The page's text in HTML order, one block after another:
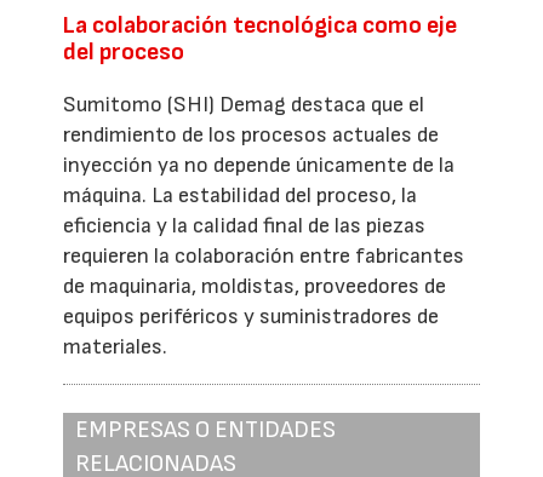
La colaboración tecnológica como eje
del proceso
Sumitomo (SHI) Demag destaca que el
rendimiento de los procesos actuales de
inyección ya no depende únicamente de la
máquina. La estabilidad del proceso, la
eficiencia y la calidad final de las piezas
requieren la colaboración entre fabricantes
de maquinaria, moldistas, proveedores de
equipos periféricos y suministradores de
materiales.
EMPRESAS O ENTIDADES
RELACIONADAS